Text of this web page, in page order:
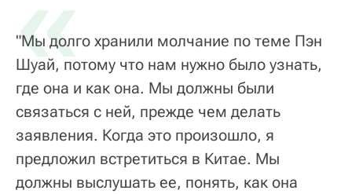
"Мы долго хранили молчание по теме Пэн
Шуай, потому что нам нужно было узнать,
где она и как она. Мы должны были
связаться с ней, прежде чем делать
заявления. Когда это произошло, я
предложил встретиться в Китае. Мы
должны выслушать ее, понять, как она